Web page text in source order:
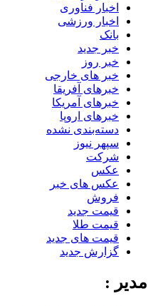
اخبار فناوری
اخبار ورزشی
بانک
خبر جدید
خبر روز
خبر های خارجی
خبرهای آفریقا
خبرهای آمریکا
خبرهای اروپا
دسته‌بندی نشده
سپهر نیوز
شرکت
عکس
عکس های خبر
فروش
قیمت جدید
قیمت طلا
قیمت های جدید
گزارش جدید
مدیر :